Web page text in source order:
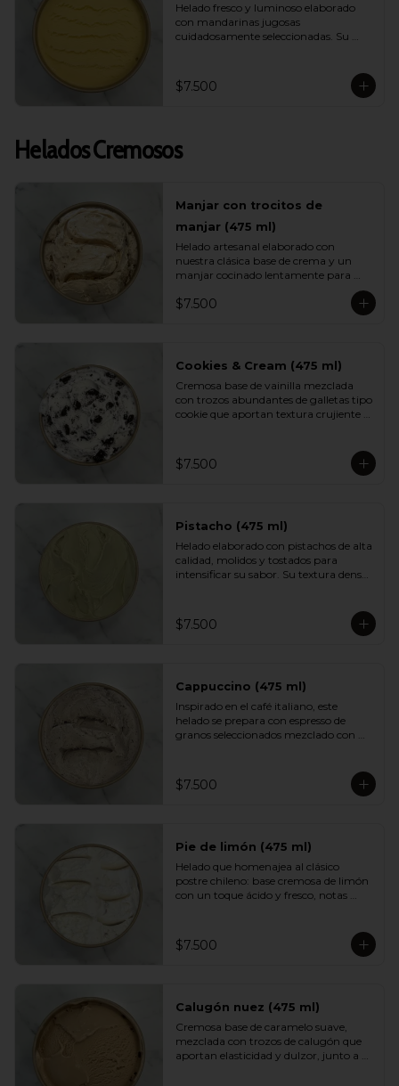
Helado fresco y luminoso elaborado
con mandarinas jugosas
cuidadosamente seleccionadas. Su
vibrante ideal para quienes buscan
opciones frutales y livianas.
$7.500
Helados Cremosos
Manjar con trocitos de
manjar (475 ml)
Helado artesanal elaborado con
nuestra clásica base de crema y un
manjar cocinado lentamente para
abundantes trocitos de manjar que
aportan textura y un dulzor profundo
los chilenos.
$7.500
Cookies & Cream (475 ml)
Cremosa base de vainilla mezclada
con trozos abundantes de galletas tipo
cookie que aportan textura crujiente y
perfecto para los fanáticos de las
combinaciones cremosas y crocantes.
$7.500
Pistacho (475 ml)
Helado elaborado con pistachos de alta
calidad, molidos y tostados para
intensificar su sabor. Su textura densa
elegante, ideal para quienes prefieren
sabores más nobles y sofisticados.
$7.500
Cappuccino (475 ml)
Inspirado en el café italiano, este
helado se prepara con espresso de
granos seleccionados mezclado con
con un sabor profundo que encantará
a quienes disfrutan del buen café.
$7.500
Pie de limón (475 ml)
Helado que homenajea al clásico
postre chileno: base cremosa de limón
con un toque ácido y fresco, notas
Un sabor equilibrado, luminoso y muy
adictivo.
$7.500
Calugón nuez (475 ml)
Cremosa base de caramelo suave,
mezclada con trozos de calugón que
aportan elasticidad y dulzor, junto a